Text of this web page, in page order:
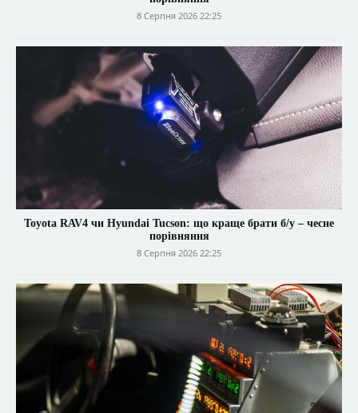
8 Серпня 2026 22:25
Toyota RAV4 чи Hyundai Tucson: що краще брати б/у – чесне
порівняння
8 Серпня 2026 22:25